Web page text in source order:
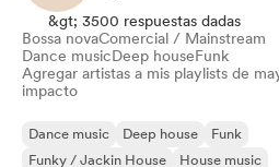
&gt; 3500 respuestas dadas
Bossa novaComercial / Mainstream
Dance musicDeep houseFunk
Agregar artistas a mis playlists de
impacto
Dance music Deep house
Funk
Funky / Jackin House
House music